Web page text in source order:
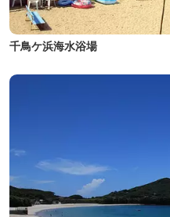
千鳥ケ浜海水浴場